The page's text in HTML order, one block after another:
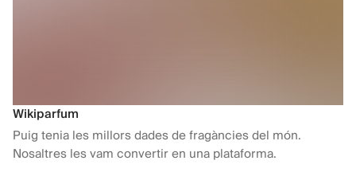
Wikiparfum
Puig tenia les millors dades de fragàncies del món.
Nosaltres les vam convertir en una plataforma.